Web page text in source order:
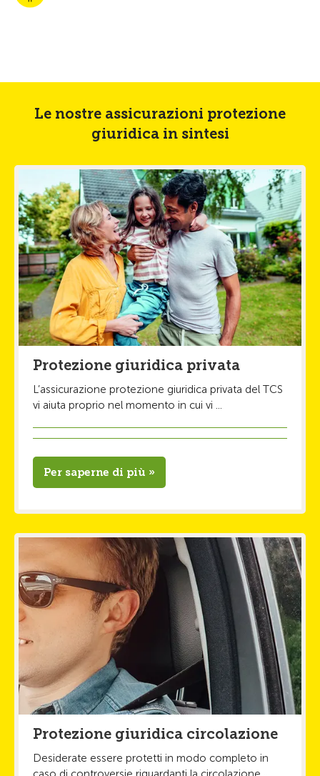
Le nostre assicurazioni protezione
giuridica in sintesi
Protezione giuridica privata
L’assicurazione protezione giuridica privata del TCS
vi aiuta proprio nel momento in cui vi ...
Per saperne di più »
Protezione giuridica circolazione
Desiderate essere protetti in modo completo in